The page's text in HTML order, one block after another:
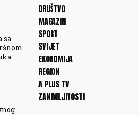
sa
DRUŠTVO
MAGAZIN
SPORT
SVIJET
EKONOMIJA
REGION
A PLUS TV
ZANIMLJIVOSTI